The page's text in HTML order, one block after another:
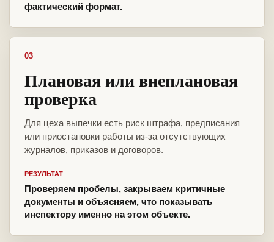
фактический формат.
03
Плановая или внеплановая
проверка
Для цеха выпечки есть риск штрафа, предписания
или приостановки работы из-за отсутствующих
журналов, приказов и договоров.
РЕЗУЛЬТАТ
Проверяем пробелы, закрываем критичные
документы и объясняем, что показывать
инспектору именно на этом объекте.